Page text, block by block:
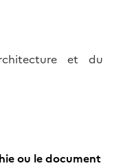
et du
ou le document